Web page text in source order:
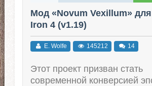
Мод «Novum Vexillum»
Iron 4 (v1.19)
E. Wolfe 145212 14
Этот проект призван стать
современной конверсией